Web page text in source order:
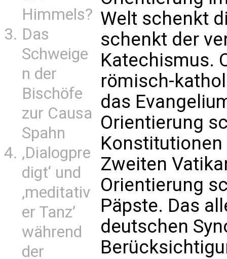
Himmels?
Das
Schweige
n der
Bischöfe
zur Causa
Spahn
‚Dialogpre
digt‘ und
‚meditativ
er Tanz’
während
der
Welt schenkt
schenkt der
Katechismus.
römisch-
das
Orientierung
Zweiten
Orientierung
Päpste. Das
deutschen